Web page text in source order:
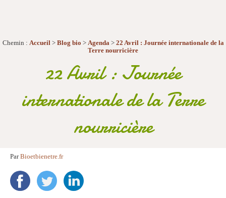
Chemin : Accueil> Blog bio > Agenda> 22 Avril : Journée internationale de la
Terre nourricière
22 Avril : Journée
internationale de la Terre
nourricière
ParBioetbienetre.fr